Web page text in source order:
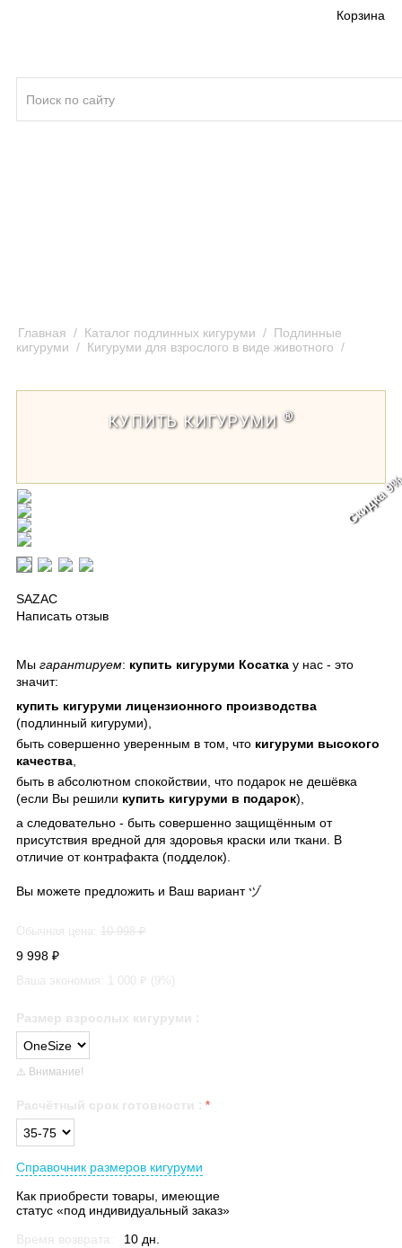
Корзина
Главная / Каталог подлинных кигуруми / Подлинные
кигуруми / Кигуруми для взрослого в виде животного /
КУПИТЬ КИГУРУМИ ®
Скидка
SAZAC
Написать отзыв
Мы гарантируем: купить кигуруми Косатка у нас - это
значит:
купить кигуруми лицензионного производства
(подлинный кигуруми),
быть совершенно уверенным в том, что кигуруми высокого
качества
быть в абсолютном спокойствии, что подарок не дешёвка
(если Вы решили купить кигуруми в подарок),
а следовательно - быть совершенно защищённым от
присутствия вредной для здоровья краски или ткани. В
отличие от контрафакта (подделок).
Вы можете предложить и Ваш вариант ヅ
Обычная цена: 10 998 ₽
9 998 ₽
Ваша экономия: 1 000 ₽ ( 9 %)
Размер взрослых кигуруми :
⚠️ Внимание!
Расчётный срок готовности :
Справочник размеров кигуруми
Как приобрести товары, имеющие
статус «под индивидуальный заказ»
Время возврата:
10 дн.